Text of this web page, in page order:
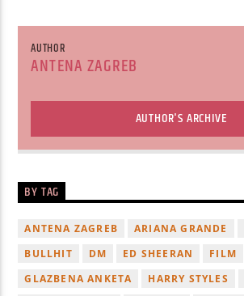
AUTHOR
ANTENA ZAGREB
AUTHOR'S ARCHIVE
BY TAG
ANTENA ZAGREB ARIANA GRANDE
BULLHIT
DM ED SHEERAN
FILM
GLAZBENA ANKETA
HARRY STYLES